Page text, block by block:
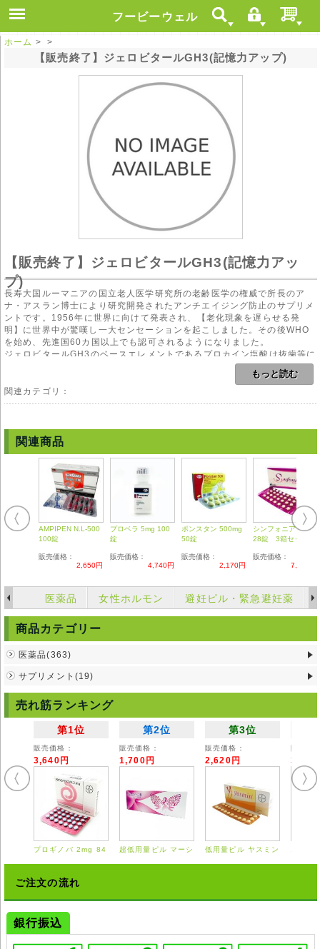
フービーウェル
ホーム > >
【販売終了】ジェロビタールGH3(記憶力アップ)
【販売終了】ジェロビタールGH3(記憶力アッ
プ)
長寿大国ルーマニアの国立老人医学研究所の老齢医学の権威で所長のア
ナ・アスラン博士により研究開発されたアンチエイジング防止のサプリメ
ントです。1956年に世界に向けて発表され、【老化現象を遅らせる発
明】に世界中が驚嘆し一大センセーションを起こしました。その後WHO
を始め、先進国60カ国以上でも認可されるようになりました。
ジェロビタールGH3のベースエレメントであるプロカイン塩酸は抜歯等に
使われる麻酔薬でもありますが、博士はこのプロカインこそが細胞そのも
のの新陳代謝をあげ、集中力を取り戻すことを実証したのです。研究が進
むにつれ、このプロカインは脳内の若返りだけではなく、人体のあらゆる
場所の若返りが認められることも突き止めました。抜歯後短時間で麻酔が
を長くすることに成功しました。
この工夫によりプロカインはジェロビタールGH3へ進化を遂げ、この
GH3は加齢にあわせ急速に増加し老化を加速させる脳内酵素の生成量を正
常化させ、人体の老化を予防し、頭脳・肉体を一層長くベストな状態で保
つことが可能となりました。
用法
1日2回、食間にお水とともにお飲みください。12日間連続して服用後1カ
月休止期間を設け、その後12日間連続して服用のサイクルを用いて下さ
副作用は特に認められておりません。
注意事項
●妊娠の可能性のある方は服用をお控えください。
●妊娠中及び授乳中の方は服用前に掛かり付けの医師にご相談ください。
●服用後違和感をお持ちになられましたたら速やかに服用を一旦中止し医
師の診断を受けて下さい。
●直射日光及び高温多湿を避けて保管してください。
もっと読む
関連カテゴリ：
関連商品
AMPIPEN N.L-500
100錠
販売価格：
2,650円
プロベラ 5mg 100
錠
販売価格：
4,740円
ポンスタン 500mg
50錠
販売価格：
2,170円
シンフォニア 1箱
28錠 3箱セット
販売価格：
7,180円
医薬品 女性ホルモン 避妊ピル・緊急避妊薬
商品カテゴリー
医薬品(363)
サプリメント(19)
売れ筋ランキング
第1位
販売価格：
3,640円
プロギノバ 2mg 84
第2位
販売価格：
1,700円
超低用量ピル マーシ
第3位
販売価格：
2,620円
低用量ピル ヤスミン
3,550
ご注文の流れ
銀行振込